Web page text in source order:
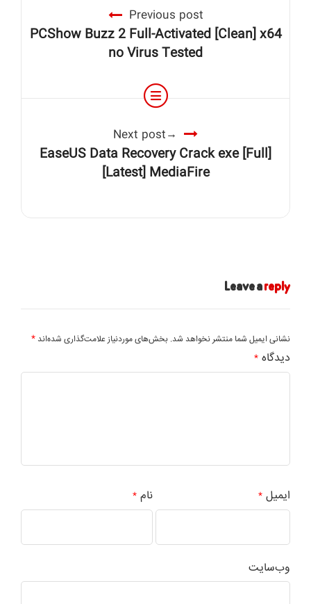
Previous post
PCShow Buzz 2 Full-Activated [Clean] x64
no Virus Tested
Next post
EaseUS Data Recovery Crack exe [Full]
[Latest] MediaFire
Leave areply
نشانی ایمیل شما منتشر نخواهد شد. بخش‌های موردنیاز علامت‌گذاری شده‌اند *
دیدگاه *
نام * ایمیل*
وب‌سایت